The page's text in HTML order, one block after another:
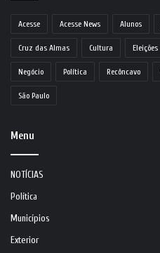
Acesse Acesse News Alunos
Cruz das Almas Cultura Eleições
Negócio Política Recôncavo
São Paulo
Menu
NOTÍCIAS
Política
Municípios
Exterior